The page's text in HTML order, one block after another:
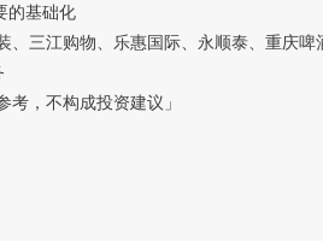
的基础化
江购物、乐惠国际、永顺泰、重庆啤
，不构成投资建议」